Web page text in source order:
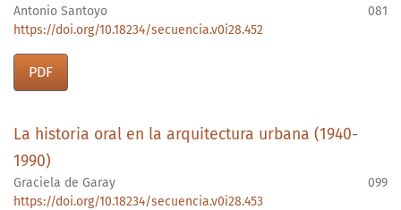
Antonio Santoyo
081
https://doi.org/10.18234/secuencia.v0i28.452
PDF
La historia oral en la arquitectura urbana (1940-
1990)
Graciela de Garay
099
https://doi.org/10.18234/secuencia.v0i28.453